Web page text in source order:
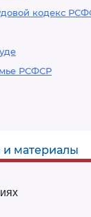
кодекс
РСФСР
и материалы